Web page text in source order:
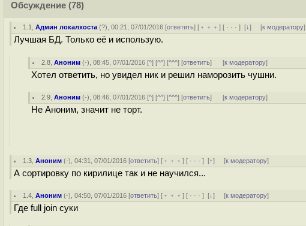
Обсуждение (78)
1.1 ,Админ локалхоста (?), 00:21, 07/01/2016 [ответить] [ ﹢﹢﹢] [ · · ·][↓] [к модератору]
Лучшая БД. Только её и использую.
2.8 ,Аноним (-), 08:45, 07/01/2016 [^] [^^] [^^^] [ответить] [к модератору]
Хотел ответить, но увидел ник и решил наморозить чушни.
2.9 ,Аноним (-), 08:46, 07/01/2016 [^] [^^] [^^^] [ответить] [к модератору]
Не Аноним, значит не торт.
1.3 ,Аноним (-), 04:31, 07/01/2016 [ответить] [ ﹢﹢﹢] [ · · ·][↑] [к модератору]
А сортировку по кирилице так и не научился...
1.4 ,Аноним (-), 04:50, 07/01/2016 [ответить] [ ﹢﹢﹢] [ · · ·][↓] [к модератору]
Где full join суки